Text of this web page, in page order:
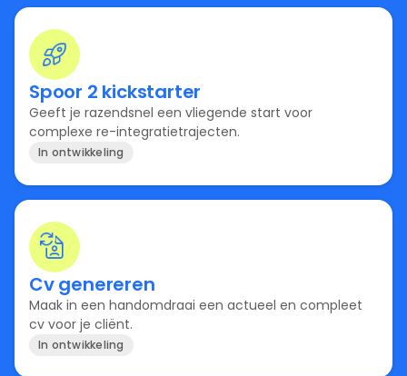
Spoor 2 kickstarter
Geeft je razendsnel een vliegende start voor
complexe re-integratietrajecten.
In ontwikkeling
Cv genereren
Maak in een handomdraai een actueel en compleet
cv voor je cliënt.
In ontwikkeling